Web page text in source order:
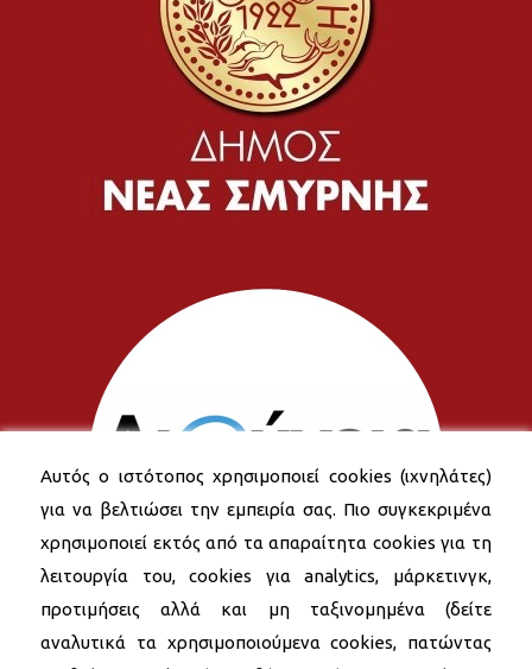
Αυτός ο ιστότοπος χρησιμοποιεί cookies (ιχνηλάτες)
για να βελτιώσει την εμπειρία σας. Πιο συγκεκριμένα
χρησιμοποιεί εκτός από τα απαραίτητα cookies για τη
λειτουργία του, cookies για analytics, μάρκετινγκ,
προτιμήσεις αλλά και μη ταξινομημένα (δείτε
αναλυτικά τα χρησιμοποιούμενα cookies, πατώντας